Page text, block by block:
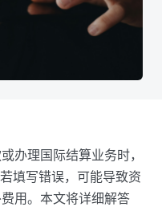
办理国际结算业务时，
填写错误，可能导致资
用。本文将详细解答